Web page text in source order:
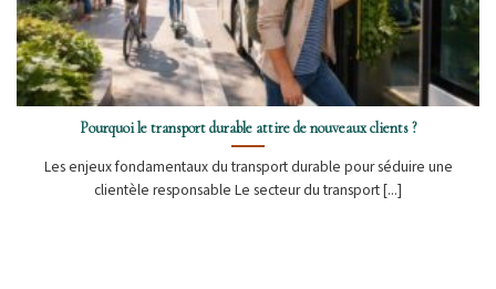
Pourquoi le transport durable attire de nouveaux clients ?
Les enjeux fondamentaux du transport durable pour séduire une
clientèle responsable Le secteur du transport [...]